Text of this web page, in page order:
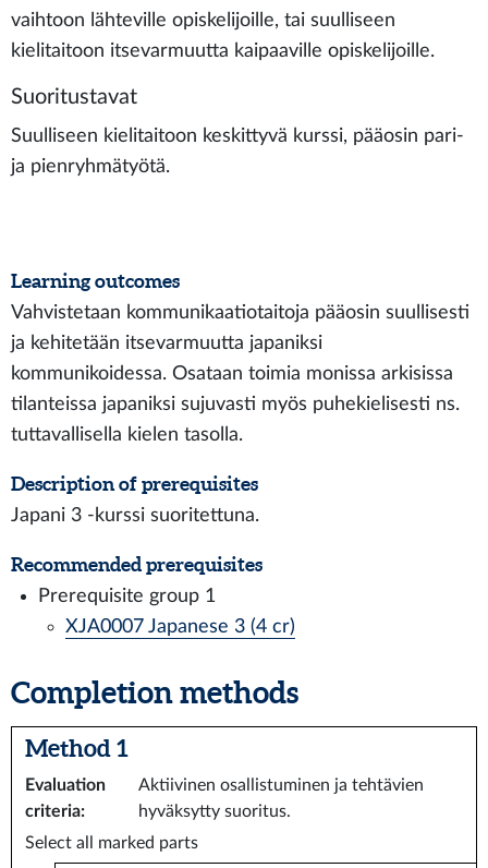
vaihtoon lähteville opiskelijoille, tai suulliseen
kielitaitoon itsevarmuutta kaipaaville opiskelijoille.
Suoritustavat
Suulliseen kielitaitoon keskittyvä kurssi, pääosin pari-
ja pienryhmätyötä.
Learning outcomes
Vahvistetaan kommunikaatiotaitoja pääosin suullisesti
ja kehitetään itsevarmuutta japaniksi
kommunikoidessa. Osataan toimia monissa arkisissa
tilanteissa japaniksi sujuvasti myös puhekielisesti ns.
tuttavallisella kielen tasolla.
Description of prerequisites
Japani 3 -kurssi suoritettuna.
Recommended prerequisites
Prerequisite group 1
XJA0007 Japanese 3 (4 cr)
Completion methods
Method 1
Evaluation
criteria:
Aktiivinen osallistuminen ja tehtävien
hyväksytty suoritus.
Select all marked parts